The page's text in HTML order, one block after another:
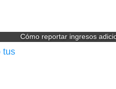
Cómo reportar ingresos